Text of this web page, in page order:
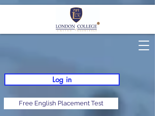
Log in
Free English Placement Test